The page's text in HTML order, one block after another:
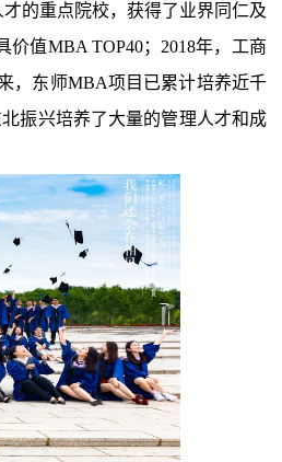
的重点院校，获得了业界同仁及
值MBA TOP40；2018年，工商
，东师MBA项目已累计培养近千
振兴培养了大量的管理人才和成